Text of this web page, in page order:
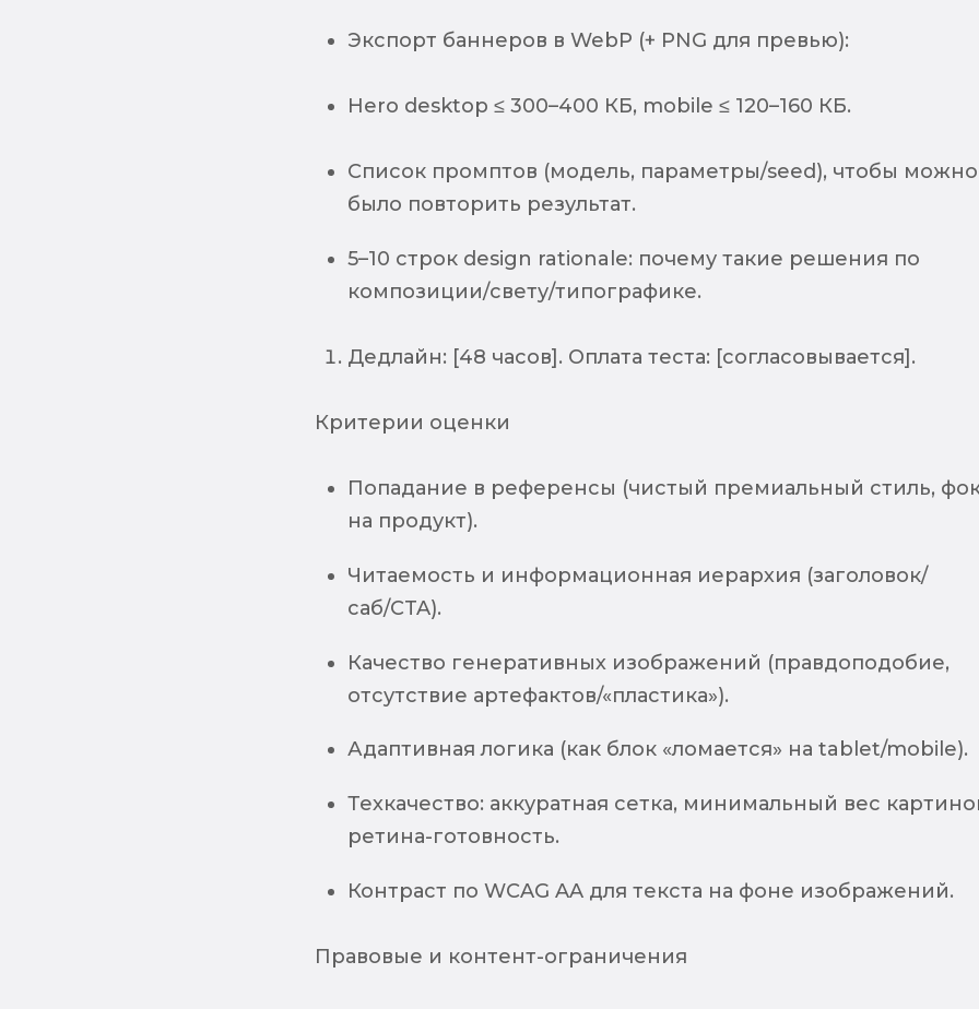
Экспорт баннеров в WebP (+ PNG для превью):
Hero desktop ≤ 300–400 КБ, mobile ≤ 120–160 КБ.
Список промптов (модель, параметры/seed), чтобы можно
было повторить результат.
5–10 строк design rationale: почему такие решения по
композиции/свету/типографике.
Дедлайн: [48 часов]. Оплата теста: [согласовывается].
Критерии оценки
Попадание в референсы (чистый премиальный стиль,
на продукт).
Читаемость и информационная иерархия (заголовок/
саб/CTA).
Качество генеративных изображений (правдоподобие,
отсутствие артефактов/«пластика»).
Адаптивная логика (как блок «ломается» на tablet/mobile).
Техкачество: аккуратная сетка, минимальный вес
ретина-готовность.
Контраст по WCAG AA для текста на фоне изображений.
Правовые и контент-ограничения